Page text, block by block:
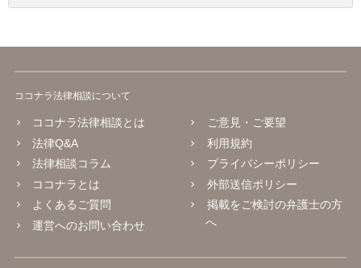
ココナラ法律相談について
ココナラ法律相談とは
法律Q&A
法律相談コラム
ココナラとは
よくあるご質問
運営へのお問い合わせ
ご意見・ご要望
利用規約
プライバシーポリシー
外部送信ポリシー
掲載をご検討の弁護士の方
へ